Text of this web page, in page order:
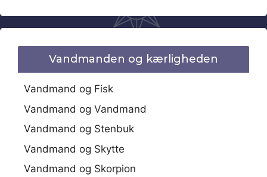
Vandmanden og kærligheden
Vandmand og Fisk
Vandmand og Vandmand
Vandmand og Stenbuk
Vandmand og Skytte
Vandmand og Skorpion